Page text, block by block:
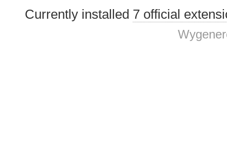
Currently installed 7 official